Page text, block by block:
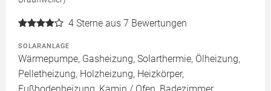
4 Sterne aus 7 Bewertungen
SOLARANLAGE
Wärmepumpe, Gasheizung, Solarthermie, Ölheizung,
Pelletheizung, Holzheizung, Heizkörper,